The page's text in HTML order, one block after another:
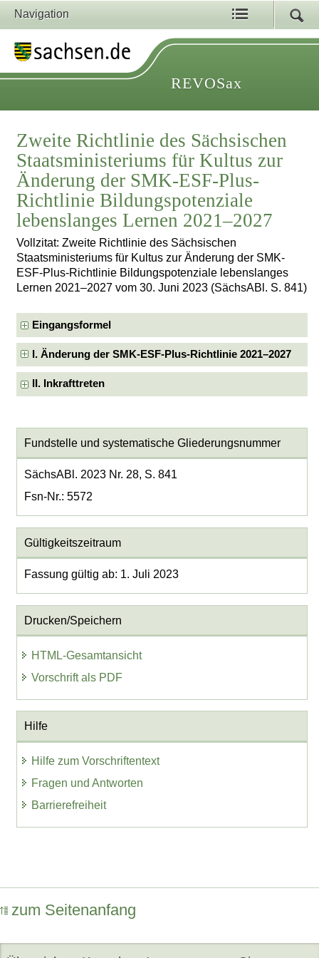
Navigation
REVOSax
Zweite Richtlinie des Sächsischen
Staatsministeriums für Kultus zur
Änderung der SMK-ESF-Plus-
Richtlinie Bildungspotenziale
lebenslanges Lernen 2021–2027
Vollzitat: Zweite Richtlinie des Sächsischen
Staatsministeriums für Kultus zur Änderung der SMK-
ESF-Plus-Richtlinie Bildungspotenziale lebenslanges
Lernen 2021–2027 vom 30. Juni 2023 (SächsABl. S. 841)
Eingangsformel
I. Änderung der SMK-ESF-Plus-Richtlinie 2021–2027
II. Inkrafttreten
Fundstelle und systematische Gliederungsnummer
SächsABl. 2023 Nr. 28, S. 841
Fsn-Nr.: 5572
Gültigkeitszeitraum
Fassung gültig ab: 1. Juli 2023
Drucken/Speichern
HTML-Gesamtansicht
Vorschrift als PDF
Hilfe
Hilfe zum Vorschriftentext
Fragen und Antworten
Barrierefreiheit
zum Seitenanfang